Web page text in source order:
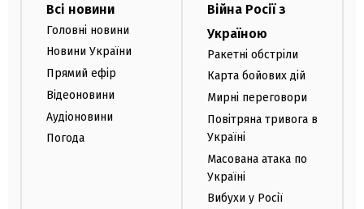
Всі новини
Головні новини
Новини України
Прямий ефір
Відеоновини
Аудіоновини
Погода
Війна Росії з
Україною
Ракетні обстріли
Карта бойових дій
Мирні переговори
Повітряна тривога в
Україні
Масована атака по
Україні
Вибухи у Росії